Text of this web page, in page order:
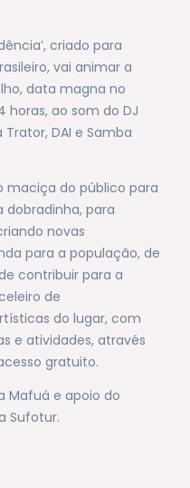
criado para
vai animar a
data magna no
horas, ao som do DJ
Trator, DAI e Samba
maciça do público para
para
novas
para a população, de
contribuir para a
de
do lugar, com
e atividades, através
gratuito.
Mafuá e apoio do
Sufotur.